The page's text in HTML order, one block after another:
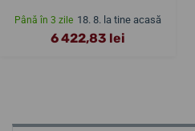
Până în 3 zile 18. 8. la tine acasă
6 422,83 lei